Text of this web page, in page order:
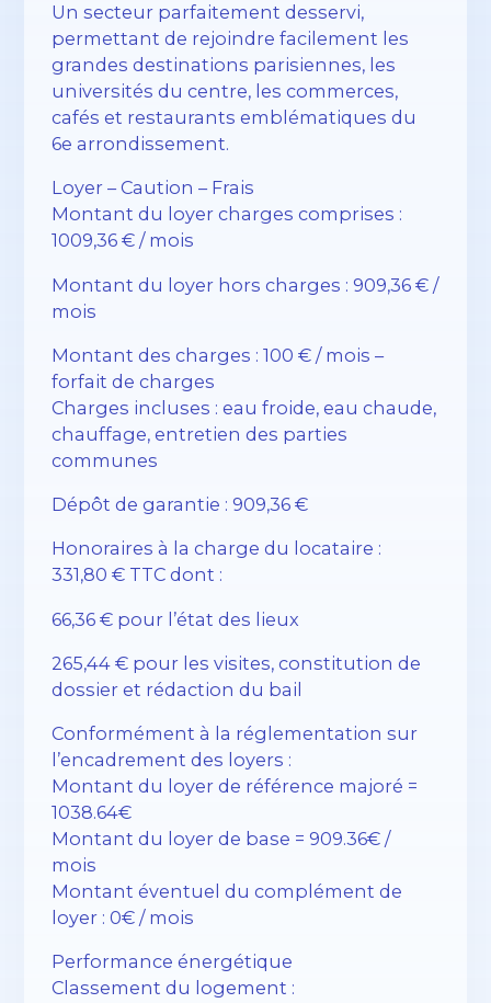
Un secteur parfaitement desservi,
permettant de rejoindre facilement les
grandes destinations parisiennes, les
universités du centre, les commerces,
cafés et restaurants emblématiques du
6e arrondissement.
Loyer – Caution – Frais
Montant du loyer charges comprises :
1009,36 € / mois
Montant du loyer hors charges : 909,36 € /
mois
Montant des charges : 100 € / mois –
forfait de charges
Charges incluses : eau froide, eau chaude,
chauffage, entretien des parties
communes
Dépôt de garantie : 909,36 €
Honoraires à la charge du locataire :
331,80 € TTC dont :
66,36 € pour l’état des lieux
265,44 € pour les visites, constitution de
dossier et rédaction du bail
Conformément à la réglementation sur
l’encadrement des loyers :
Montant du loyer de référence majoré =
1038.64€
Montant du loyer de base = 909.36€ /
mois
Montant éventuel du complément de
loyer : 0€ / mois
Performance énergétique
Classement du logement :